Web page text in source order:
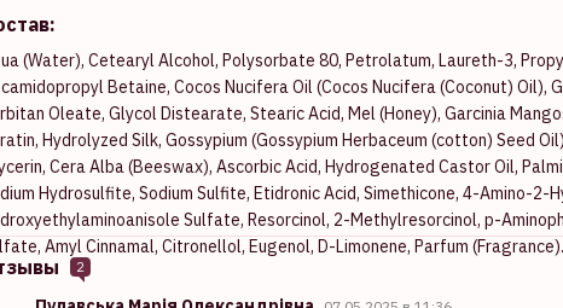
(Water), Cetearyl Alcohol, Polysorbate 80, Petrolatum, Laureth-3,
Betaine, Cocos Nucifera Oil (Cocos Nucifera (Coconut)
Oleate, Glycol Distearate, Stearic Acid, Mel (Honey), Garcinia
Hydrolyzed Silk, Gossypium (Gossypium Herbaceum (cotton) Seed
Cera Alba (Beeswax), Ascorbic Acid, Hydrogenated Castor Oil,
Hydrosulfite, Sodium Sulfite, Etidronic Acid, Simethicone, 4-Amino-2-
Sulfate, Resorcinol, 2-Methylresorcinol, p-
Amyl Cinnamal, Citronellol, Eugenol, D-Limonene, Parfum (Fragrance).
2